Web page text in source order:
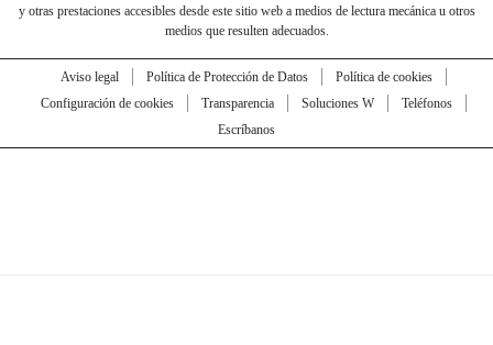
y otras prestaciones accesibles desde este sitio web a medios de lectura mecánica u otros
medios que resulten adecuados.
Aviso legal Política de Protección de Datos
Política de cookies
Configuración de cookies
Transparencia Soluciones W
Teléfonos
Escríbanos